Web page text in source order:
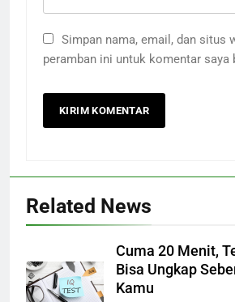
Simpan nama, email, dan situs
peramban ini untuk komentar saya
Related News
Cuma 20 Menit,
Bisa Ungkap
Kamu